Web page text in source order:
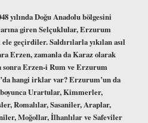
yılında Doğu Anadolu bölgesini
giren Selçuklular, Erzurum
ele geçirdiler. Saldırılarla yıkılan asıl
Erzen, zamanla da Karaz olarak
sonra Erzen-i Rum ve Erzurum
hangi irklar var? Erzurum’un da
Urartular, Kimmerler,
Romalılar, Sasaniler, Araplar,
Moğollar, İlhanlılar ve Safeviler